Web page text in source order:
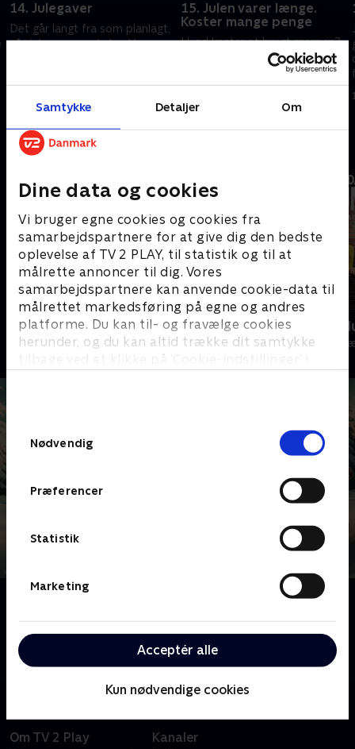
Samtykke Detaljer Om
Dine data og cookies
Vi bruger egne cookies og cookies fra
samarbejdspartnere for at give dig den bedste
oplevelse af TV 2 PLAY, til statistik og til at
målrette annoncer til dig. Vores
samarbejdspartnere kan anvende cookie-data til
målrettet markedsføring på egne og andres
platforme. Du kan til- og fravælge cookies
herunder, og du kan altid trække dit samtykke
tilbage ved at klikke på ’Cookie-indstillinger’ i
Nødvendig
Præferencer
Statistik
Marketing
Acceptér alle
Kun nødvendige cookies
14. Julegaver
Det går langt fra som planlagt,
når julegaverne skal pakkes
julegaveindpakker kommer
hende til gode?.
15. Julen varer længe.
Koster mange penge
Hvad koster et brugt marsvin?
Og må man overhovedet give
dyr i julegave? Deltagerne
kommer på glatis, når de skal
sætte pris på utraditionelle
julegaver
15. december 2024 • 24 min
Andre så også
24 stjerners julikalender
TV-Shows • 1 sæsoner
Danmarks
TV-Shows • 1
julehytte, hvor de skal dyste om den ærefulde titel
som 'Årets julestjerne'.
Om TV 2 Play Kanaler